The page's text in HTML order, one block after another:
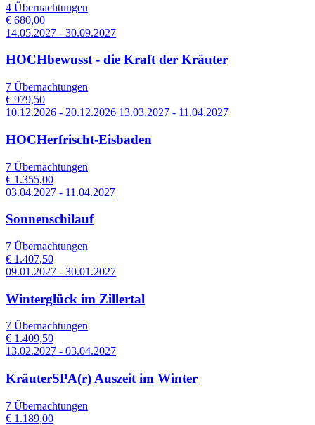
4 Übernachtungen
€ 680,00
14.05.2027 - 30.09.2027
HOCHbewusst - die Kraft der Kräuter
7 Übernachtungen
€ 979,50
10.12.2026 - 20.12.2026 13.03.2027 - 11.04.2027
HOCHerfrischt-Eisbaden
7 Übernachtungen
€ 1.355,00
03.04.2027 - 11.04.2027
Sonnenschilauf
7 Übernachtungen
€ 1.407,50
09.01.2027 - 30.01.2027
Winterglück im Zillertal
7 Übernachtungen
€ 1.409,50
13.02.2027 - 03.04.2027
KräuterSPA(r) Auszeit im Winter
7 Übernachtungen
€ 1.189,00